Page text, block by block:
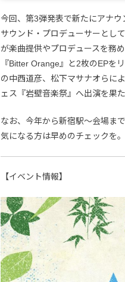
今回、第3弾発表で新たにアナ
サウンド・プロデューサーとし
が楽曲提供やプロデュースを務
『Bitter Orange』と2枚のEPを
の中西道彦、松下マサナオらに
ェス『岩壁音楽祭』へ出演を果
なお、今年から新宿駅〜会場ま
気になる方は早めのチェックを。
【イベント情報】